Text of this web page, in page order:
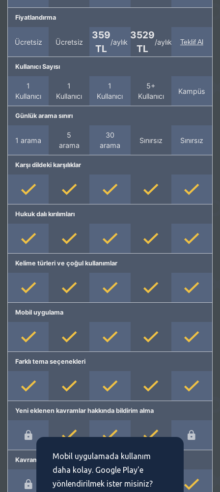
Fiyatlandırma
Ücretsiz Ücretsiz
359
TL
/aylık
3529
TL
/aylık Teklif Al
Kullanıcı Sayısı
1
Kullanıcı
1
Kullanıcı
1
Kullanıcı
5+
Kullanıcı
Kampüs
Günlük arama sınırı
1 arama
5
arama
30
arama
Sınırsız Sınırsız
Karşı dildeki karşılıklar
Hukuk dalı kırılımları
Kelime türleri ve çoğul kullanımlar
Mobil uygulama
Farklı tema seçenekleri
Yeni eklenen kavramlar hakkında bildirim alma
Kavram önermeMobil uygulamada kullanım
daha kolay. Google Play'e
yönlendirilmek ister misiniz?